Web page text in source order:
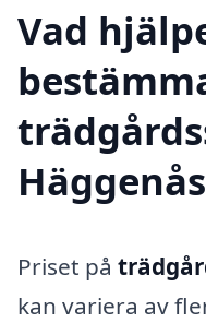
Vad
Priset på
kan variera av